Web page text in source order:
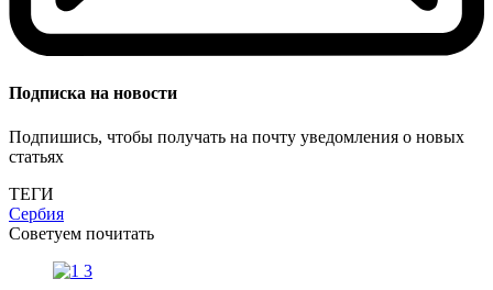
Подписка на новости
Подпишись, чтобы получать на почту уведомления о новых
статьях
ТЕГИ
Сербия
Советуем почитать